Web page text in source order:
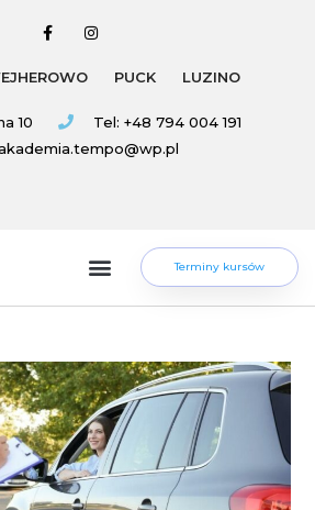
10
Tel: +48 794 004 191
PUCK LUZINO
Terminy kursów